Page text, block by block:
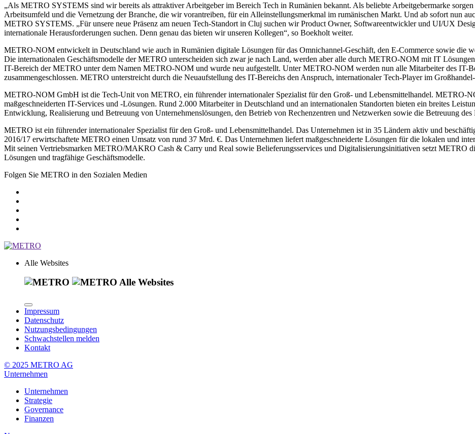
„Als METRO SYSTEMS sind wir bereits als attraktiver Arbeitgeber im Bereich Tech in Rumänien bekannt. Als beliebte Arbeitgebermarke
Arbeitsumfeld und die Vernetzung der Branche, die wir vorantreiben, für ein Alleinstellungsmerkmal im rumänischen Markt. Und ab sofort nun
METRO SYSTEMS. „Für unsere neue Präsenz am neuen Tech-Standort in Cluj suchen wir Product Owner, Softwareentwickler und UI/UX
internationale Herausforderungen suchen. Denn genau das bieten wir unseren Kollegen“, so Boekholt weiter.
METRO-NOM entwickelt in Deutschland wie auch in Rumänien digitale Lösungen für das Omnichannel-Geschäft, den E-Commerce sowie die
Die internationalen Geschäftsmodelle der METRO unterscheiden sich zwar je nach Land, werden aber alle durch METRO-NOM mit IT
IT-Bereich der METRO unter dem Namen METRO-NOM und wurde neu aufgestellt. Unter METRO-NOM werden nun alle Mitarbeiter des IT-
zusammengeschlossen. METRO unterstreicht durch die Neuaufstellung des IT-Bereichs den Anspruch, internationaler Tech-Player im
METRO-NOM GmbH ist die Tech-Unit von METRO, ein führender internationaler Spezialist für den Groß- und Lebensmittelhandel. METRO-
maßgeschneiderten IT-Services und -Lösungen. Rund 2.000 Mitarbeiter in Deutschland und an internationalen Standorten bieten ein breites
Entwicklung, Realisierung und Betreuung von Unternehmenslösungen, den Betrieb von Rechenzentren und Netzwerken sowie die Betreuung des
METRO ist ein führender internationaler Spezialist für den Groß- und Lebensmittelhandel. Das Unternehmen ist in 35 Ländern aktiv und
2016/17 erwirtschaftete METRO einen Umsatz von rund 37 Mrd. €. Das Unternehmen liefert maßgeschneiderte Lösungen für die lokalen und
Mit seinen Vertriebsmarken METRO/MAKRO Cash & Carry und Real sowie Belieferungsservices und Digitalisierungsinitiativen setzt METRO
Lösungen und tragfähige Geschäftsmodelle.
Folgen Sie METRO in den Sozialen Medien
Alle Websites
Alle Websites
Impressum
Datenschutz
Nutzungsbedingungen
Schwachstellen melden
Kontakt
© 2025 METRO AG
Unternehmen
Unternehmen
Strategie
Governance
Finanzen